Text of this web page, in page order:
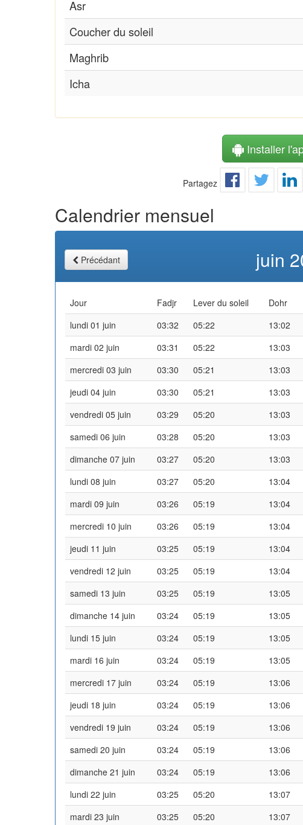
Asr
Coucher du soleil
Maghrib
Icha
Installer
Partagez
Calendrier mensuel
Précédant juin
Jour Fadjr Lever du soleil Dohr
lundi 01 juin
03:32 05:22 13:02
mardi 02 juin
03:31 05:22 13:03
mercredi 03 juin
03:30 05:21 13:03
jeudi 04 juin
03:30 05:21 13:03
vendredi 05 juin
03:29 05:20 13:03
samedi 06 juin
03:28 05:20 13:03
dimanche 07 juin
03:27 05:20 13:03
lundi 08 juin
03:27 05:20 13:04
mardi 09 juin
03:26 05:19 13:04
mercredi 10 juin
03:26 05:19 13:04
jeudi 11 juin
03:25 05:19 13:04
vendredi 12 juin
03:25 05:19 13:04
samedi 13 juin
03:25 05:19 13:05
dimanche 14 juin
03:24 05:19 13:05
lundi 15 juin
03:24 05:19 13:05
mardi 16 juin
03:24 05:19 13:05
mercredi 17 juin
03:24 05:19 13:06
jeudi 18 juin
03:24 05:19 13:06
vendredi 19 juin
03:24 05:19 13:06
samedi 20 juin
03:24 05:19 13:06
dimanche 21 juin
03:24 05:19 13:06
lundi 22 juin
03:25 05:20 13:07
mardi 23 juin
03:25 05:20 13:07